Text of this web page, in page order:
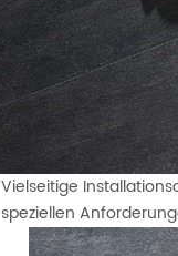
Vielseitige
speziellen